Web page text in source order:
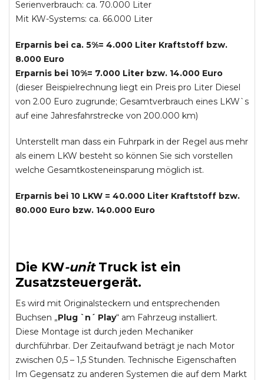
Serienverbrauch: ca. 70.000 Liter
Mit KW-Systems: ca. 66.000 Liter
Erparnis bei ca. 5%= 4.000 Liter Kraftstoff bzw.
8.000 Euro
Erparnis bei 10%= 7.000 Liter bzw. 14.000 Euro
(dieser Beispielrechnung liegt ein Preis pro Liter Diesel
von 2.00 Euro zugrunde; Gesamtverbrauch eines LKW`s
auf eine Jahresfahrstrecke von 200.000 km)
Unterstellt man dass ein Fuhrpark in der Regel aus mehr
als einem LKW besteht so können Sie sich vorstellen
welche Gesamtkosteneinsparung möglich ist.
Erparnis bei 10 LKW = 40.000 Liter Kraftstoff bzw.
80.000 Euro bzw. 140.000 Euro
Die KW-unit Truckist ein
Zusatzsteuergerät.
Es wird mit Originalsteckern und entsprechenden
Buchsen „Plug `n´ Play“ am Fahrzeug installiert.
Diese Montage ist durch jeden Mechaniker
durchführbar. Der Zeitaufwand beträgt je nach Motor
zwischen 0,5 – 1,5 Stunden. Technische Eigenschaften
Im Gegensatz zu anderen Systemen die auf dem Markt